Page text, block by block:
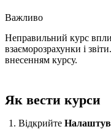
Важливо
Неправильний курс
взаєморозрахунки і
внесенням курсу.
Як вести курси
Відкрийте